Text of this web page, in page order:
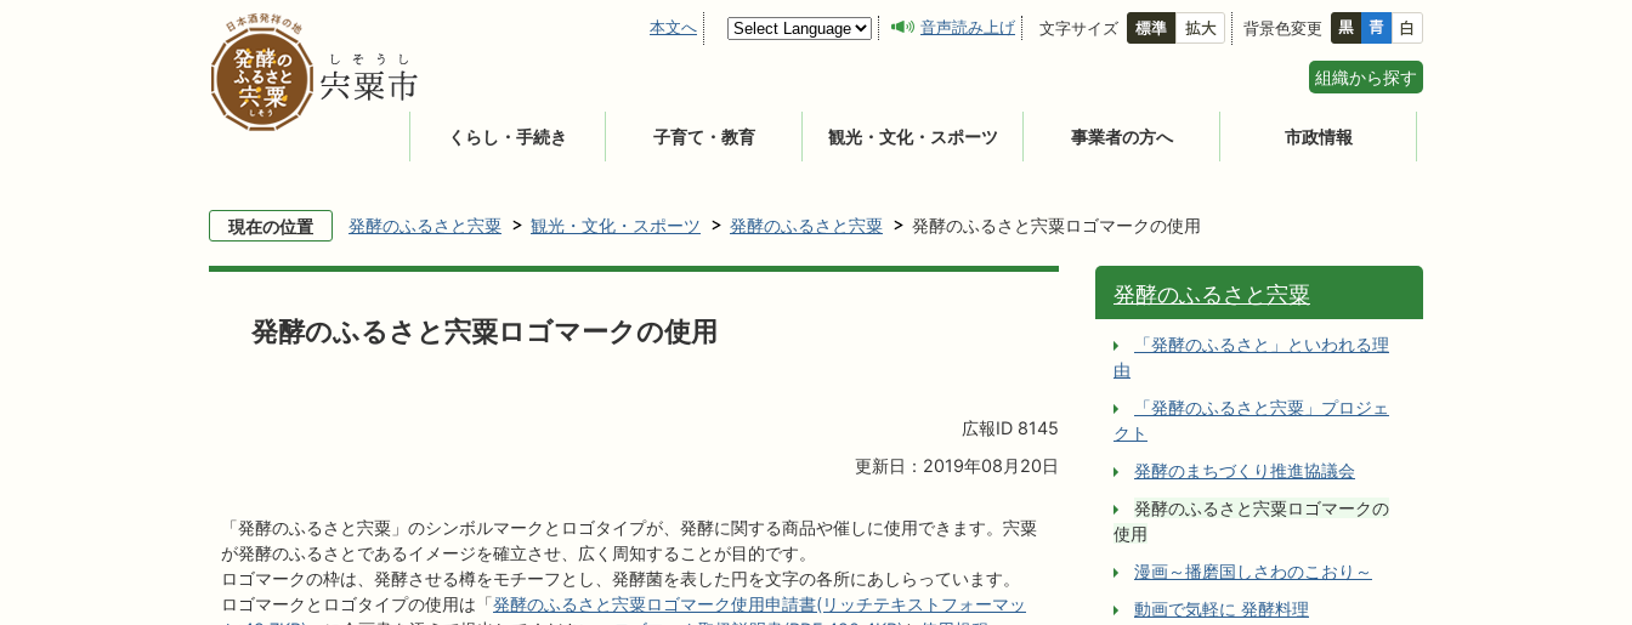
本文へ 音声読み上げ 文字サイズ 背景色変更
組織から探す
くらし・手続き 子育て・教育 観光・文化・スポーツ 事業者の方へ 市政情報
現在の位置 発酵のふるさと宍粟 観光・文化・スポーツ 発酵のふるさと宍粟 発酵のふるさと宍粟ロゴマークの使用
発酵のふるさと宍粟ロゴマークの使用
広報ID 8145
更新日：2019年08月20日
「発酵のふるさと宍粟」のシンボルマークとロゴタイプが、発酵に関する商品や催しに使用できます。宍粟
が発酵のふるさとであるイメージを確立させ、広く周知することが目的です。
ロゴマークの枠は、発酵させる樽をモチーフとし、発酵菌を表した円を文字の各所にあしらっています。
ロゴマークとロゴタイプの使用は「発酵のふるさと宍粟ロゴマーク使用申請書(リッチテキストフォーマッ
発酵のふるさと宍粟
「発酵のふるさと」といわれる理
由
「発酵のふるさと宍粟」プロジェ
クト
発酵のまちづくり推進協議会
発酵のふるさと宍粟ロゴマークの
使用
漫画～播磨国しさわのこおり～
動画で気軽に 発酵料理